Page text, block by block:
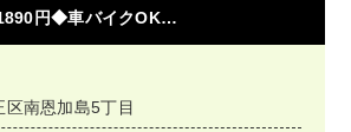
円◆車バイクOK…
南恩加島5丁目